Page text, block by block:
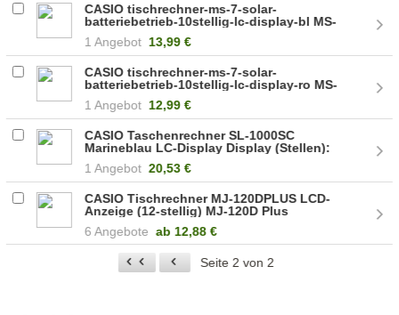
CASIO tischrechner-ms-7-solar-
batteriebetrieb-10stellig-lc-display-bl MS-
1 Angebot 13,99 €
CASIO tischrechner-ms-7-solar-
batteriebetrieb-10stellig-lc-display-ro MS-
1 Angebot 12,99 €
CASIO Taschenrechner SL-1000SC
Marineblau LC-Display Display (Stellen):
1 Angebot 20,53 €
CASIO Tischrechner MJ-120DPLUS LCD-
Anzeige (12-stellig) MJ-120D Plus
6 Angebote ab 12,88 €
Seite 2 von 2